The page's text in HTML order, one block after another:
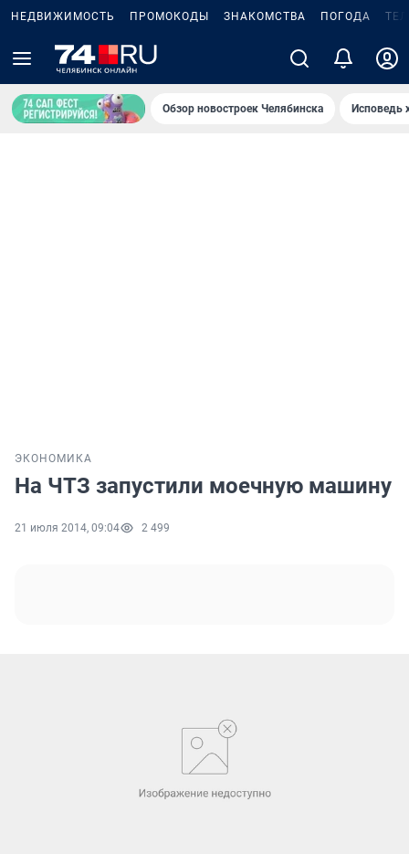
НЕДВИЖИМОСТЬ ПРОМОКОДЫ ЗНАКОМСТВА ПОГОДА
Обзор новостроек Челябинска Исповедь
ЭКОНОМИКА
На ЧТЗ запустили моечную машину
21 июля 2014, 09:04 2 499